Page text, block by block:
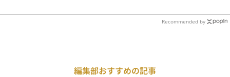
Recommended by
編集部おすすめの記事